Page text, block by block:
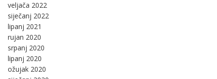
veljača 2022
siječanj 2022
lipanj 2021
rujan 2020
srpanj 2020
lipanj 2020
ožujak 2020